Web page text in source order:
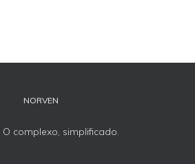
NORVEN
O complexo, simplificado.